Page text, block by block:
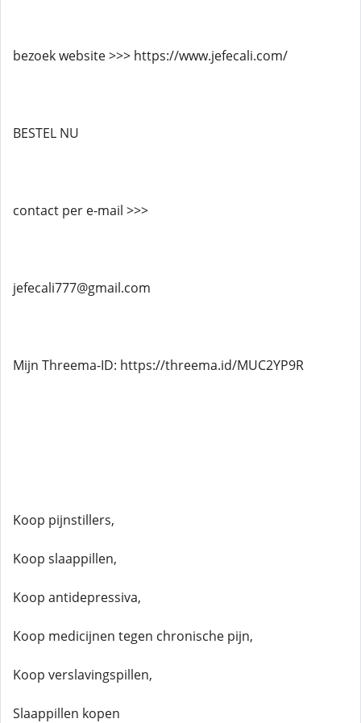
bezoek website >>> https://www.jefecali.com/
BESTEL NU
contact per e-mail >>>
jefecali777@gmail.com
Mijn Threema-ID: https://threema.id/MUC2YP9R
Koop pijnstillers,
Koop slaappillen,
Koop antidepressiva,
Koop medicijnen tegen chronische pijn,
Koop verslavingspillen,
Slaappillen kopen